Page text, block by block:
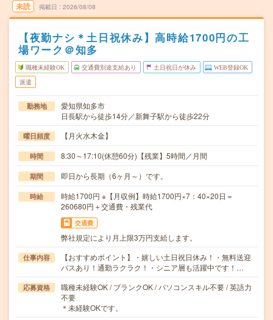
未読 掲載日 2026/08/08
【夜勤ナシ＊土日祝休み】高時給1700円の工
場ワーク＠知多
職種未経験OK 交通費別途支給あり 土日祝日が休み WEB登録OK
派遣
勤務地
愛知県知多市
日長駅から徒歩14分／新舞子駅から徒歩22分
曜日頻度 【月火水木金】
時間 8:30～17:10(休憩60分)【残業】5時間／月間
期間 即日から長期（6ヶ月～）です。
時給
時給1700円 ※【月収例】時給1700円×7：40×20日＝
260680円＋交通費・残業代
交通費
弊社規定により月上限3万円支給します。
仕事内容
【おすすめポイント】・嬉しい土日祝日休み！・無料送迎
バスあり！通勤ラクラク！・シニア層も活躍中です！…
応募資格
職種未経験OK / ブランクOK / パソコンスキル不要 / 英語力
不要
＊未経験OKです。